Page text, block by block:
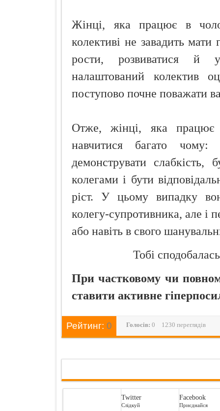
Жінці, яка працює в
колективі не завадить
рости, розвиватися й
налаштований колектив
поступово почне поважати
Отже, жінці, яка працює
навчитися багато чому:
демонструвати слабкість,
колегами і бути
ріст. У цьому випадку
колегу-супротивника, але і
або навіть в свого
Тобі
При частковому чи
ставити активне
Рейтинг: 0 Голосiв: 0 1230 переглядів
Twitter
Слідкуй
Facebook
Приєднайся